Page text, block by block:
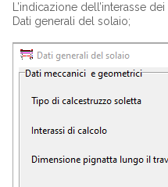
L’indicazione dell’interasse
Dati generali del solaio;